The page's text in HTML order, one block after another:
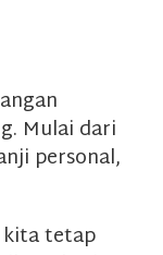
Mulai dari
personal,
tetap